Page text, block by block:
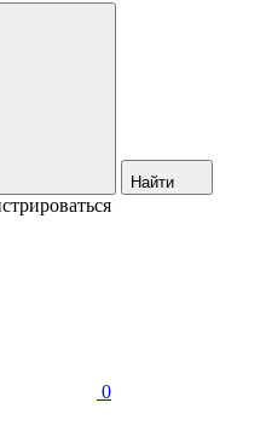
Найти
0